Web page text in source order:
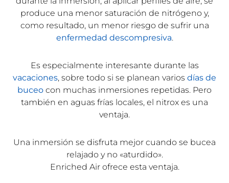
produce una menor saturación de nitrógeno y,
como resultado, un menor riesgo de sufrir una
enfermedad descompresiva.
Es especialmente interesante durante las
vacaciones, sobre todo si se planean varios días de
buceo con muchas inmersiones repetidas. Pero
también en aguas frías locales, el nitrox es una
ventaja.
Una inmersión se disfruta mejor cuando se bucea
relajado y no «aturdido».
Enriched Air ofrece esta ventaja.